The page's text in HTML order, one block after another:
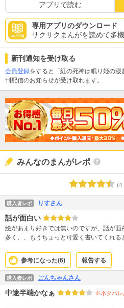
アプリで読む
専用アプリのダウンロード
サクサクまんがを読めて多機
新刊通知を受け取る
会員登録をすると「紅の死神は眠り姫の
刊配信のお知らせが受け取れます。
みんなのまんがレポ
(
購入者レポ りすさん
話が面白い
絵があまり好きでは無いのですが、話が
多く、、もうちょっと可愛く書いてくれる
参考になった(6) 報告する
購入者レポ ごんちゃんさん
中途半端かなぁ ※ネタバレ